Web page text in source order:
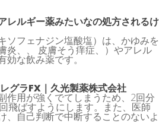
レルギー薬みたいなの処方されるけ
ソフェナジン塩酸塩）は、かゆみを
炎、、 皮膚そう痒症、）やアレル
な飲み薬です。
グラFX｜久光製薬株式会社
作用が強くでてしまうため、2回分
飛ばすようにします。また、医師
、自己判断で中断することのないよ